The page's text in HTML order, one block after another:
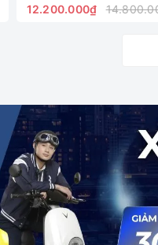
12.200.000₫